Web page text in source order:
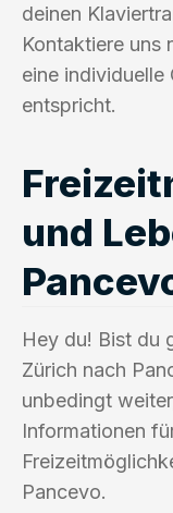
deinen
Kontaktiere uns
eine individuelle
entspricht.
und
Hey du! Bist du
Zürich nach
unbedingt
Informationen
Pancevo.